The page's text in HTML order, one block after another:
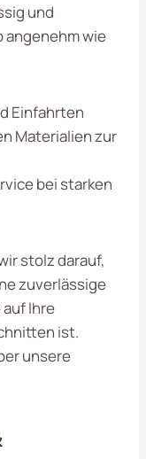
und
angenehm wie
Einfahrten
Materialien zur
bei starken
stolz darauf,
zuverlässige
Ihre
ist.
unsere